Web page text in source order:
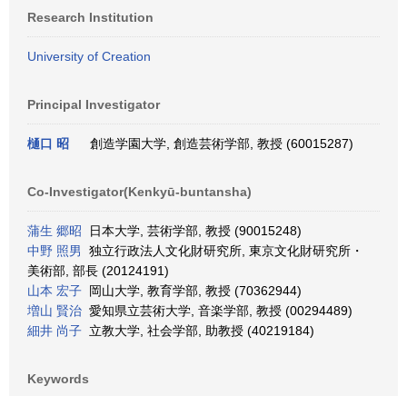
Research Institution
University of Creation
Principal Investigator
樋口 昭 創造学園大学, 創造芸術学部, 教授 (60015287)
Co-Investigator(Kenkyū-buntansha)
蒲生 郷昭 日本大学, 芸術学部, 教授 (90015248)
中野 照男
独立行政法人文化財研究所, 東京文化財研究所・
美術部, 部長 (20124191)
山本 宏子 岡山大学, 教育学部, 教授 (70362944)
増山 賢治 愛知県立芸術大学, 音楽学部, 教授 (00294489)
細井 尚子 立教大学, 社会学部, 助教授 (40219184)
Keywords